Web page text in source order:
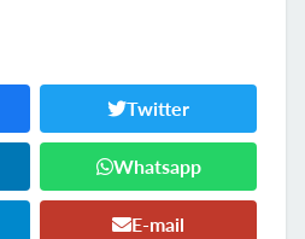
Twitter
Whatsapp
E-mail